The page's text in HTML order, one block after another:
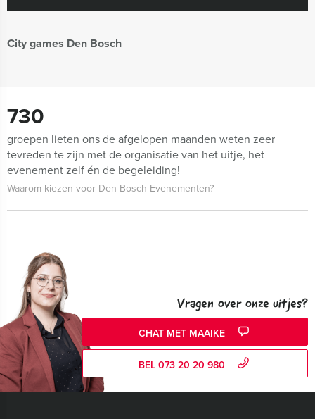
City games Den Bosch
730
groepen lieten ons de afgelopen maanden weten zeer
tevreden te zijn met de organisatie van het uitje, het
evenement zelf én de begeleiding!
Waarom kiezen voor Den Bosch Evenementen?
Vragen over onze uitjes?
CHAT MET MAAIKE
BEL 073 20 20 980